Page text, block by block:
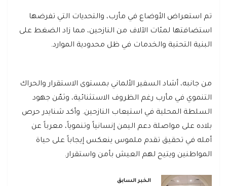
تم استعراض الأوضاع في مأرب، والتحديات التي تفرضها
استضافتها لمئات الآلاف من النازحين، مما زاد الضغط على
البنية التحتية والخدمات في ظل محدودية الموارد.
من جانبه، أشاد السفير الألماني بمستوى الاستقرار والحراك
التنموي في مأرب رغم الظروف الاستثنائية، وثمّن جهود
السلطة المحلية في استيعاب النازحين. وأكد شنايدر حرص
بلاده على مواصلة دعم اليمن إنسانياً وتنموياً، معرباً عن
أمله في تحقيق تقدم ملموس ينعكس إيجاباً على حياة
المواطنين ويتيح لهم العيش بأمن واستقرار.
الخبر السابق